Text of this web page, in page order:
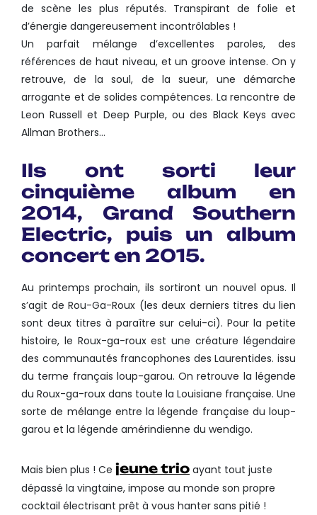
de scène les plus réputés. Transpirant de folie et
d’énergie dangereusement incontrôlables !
Un parfait mélange d’excellentes paroles, des
références de haut niveau, et un groove intense. On y
retrouve, de la soul, de la sueur, une démarche
arrogante et de solides compétences. La rencontre de
Leon Russell et Deep Purple, ou des Black Keys avec
Allman Brothers…
Ils ont sorti leur
cinquième album en
2014, Grand Southern
Electric, puis un album
concert en 2015.
Au printemps prochain, ils sortiront un nouvel opus. Il
s’agit de Rou-Ga-Roux (les deux derniers titres du lien
sont deux titres à paraître sur celui-ci). Pour la petite
histoire, le Roux-ga-roux est une créature légendaire
des communautés francophones des Laurentides. issu
du terme français loup-garou. On retrouve la légende
du Roux-ga-roux dans toute la Louisiane française. Une
sorte de mélange entre la légende française du loup-
garou et la légende amérindienne du wendigo.
Mais bien plus ! Ce jeune trio ayant tout juste
dépassé la vingtaine, impose au monde son propre
cocktail électrisant prêt à vous hanter sans pitié !